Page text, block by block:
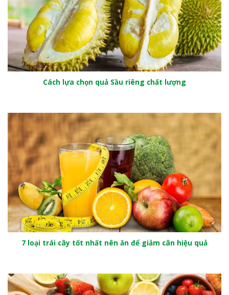
Cách lựa chọn quả Sầu riêng chất lượng
7 loại trái cây tốt nhất nên ăn để giảm cân hiệu quả